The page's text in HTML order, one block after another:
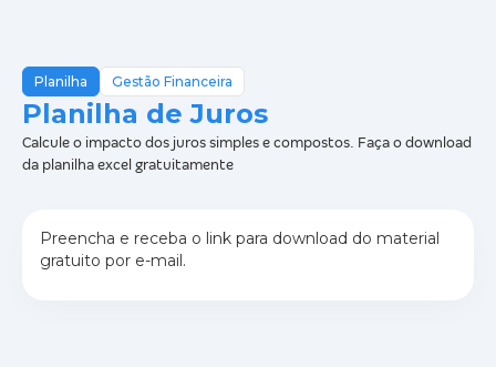
Planilha Gestão Financeira
Planilha de Juros
Calcule o impacto dos juros simples e compostos. Faça o download
da planilha excel gratuitamente
Preencha e receba o link para download do material
gratuito por e-mail.